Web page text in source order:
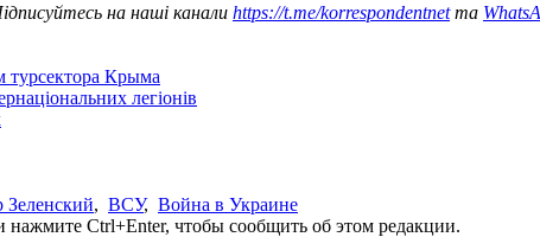
на наші канали https://t.me/korrespondentnetта
турсектора Крыма
легіонів
, ВСУ, Война в Украине
Ctrl+Enter, чтобы сообщить об этом редакции.